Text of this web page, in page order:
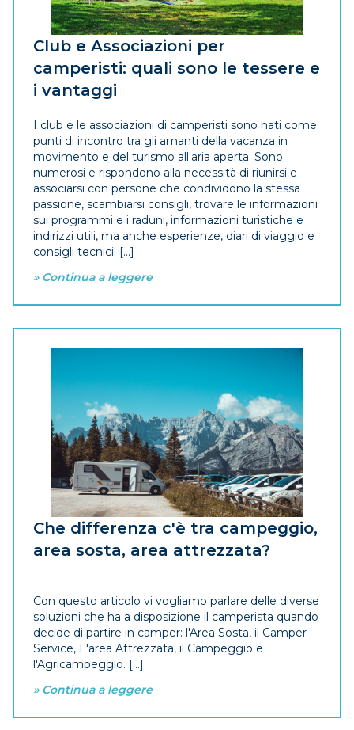
Club e Associazioni per
camperisti: quali sono le tessere e
i vantaggi
I club e le associazioni di camperisti sono nati come
punti di incontro tra gli amanti della vacanza in
movimento e del turismo all'aria aperta. Sono
numerosi e rispondono alla necessità di riunirsi e
associarsi con persone che condividono la stessa
passione, scambiarsi consigli, trovare le informazioni
sui programmi e i raduni, informazioni turistiche e
indirizzi utili, ma anche esperienze, diari di viaggio e
consigli tecnici. [...]
» Continua a leggere
Che differenza c'è tra campeggio,
area sosta, area attrezzata?
Con questo articolo vi vogliamo parlare delle diverse
soluzioni che ha a disposizione il camperista quando
decide di partire in camper: l'Area Sosta, il Camper
Service, L'area Attrezzata, il Campeggio e
l'Agricampeggio. [...]
» Continua a leggere